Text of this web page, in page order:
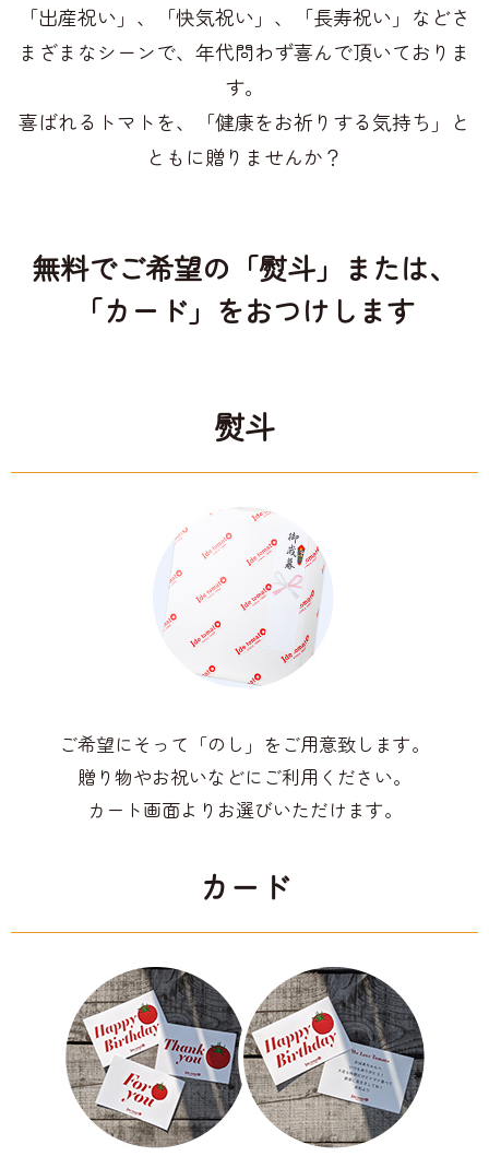
「出産祝い」、「快気祝い」、「長寿祝い」などさ
まざまなシーンで、年代問わず喜んで頂いておりま
す。
喜ばれるトマトを、「健康をお祈りする気持ち」と
ともに贈りませんか？
無料でご希望の「熨斗」または、
「カード」をおつけします
熨斗
ご希望にそって「のし」をご用意致します。
贈り物やお祝いなどにご利用ください。
カート画面よりお選びいただけます。
カード